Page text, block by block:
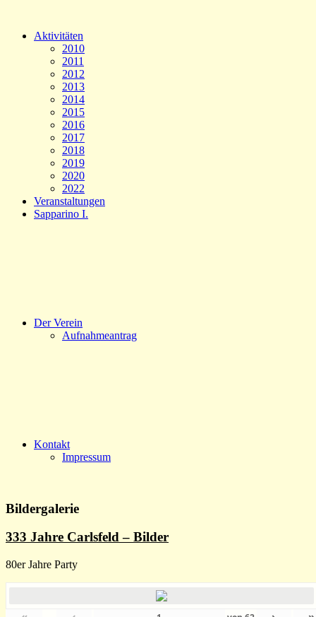
Aktivitäten
2010
2011
2012
2013
2014
2015
2016
2017
2018
2019
2020
2022
Veranstaltungen
Sapparino I.
Der Verein
Aufnahmeantrag
Kontakt
Impressum
Bildergalerie
333 Jahre Carlsfeld – Bilder
80er Jahre Party